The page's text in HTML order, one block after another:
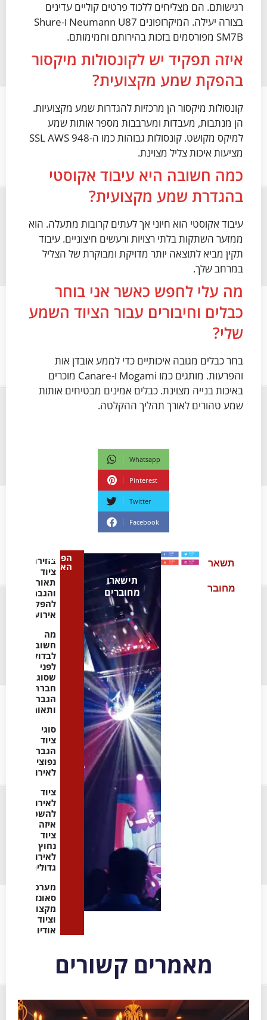
רגישותם. הם מצליחים ללכוד פרטים קוליים עדינים
בצורה יעילה. המיקרופונים Neumann U87 ו-Shure
SM7B מפורסמים בזכות בהירותם וחמימותם.
איזה תפקיד יש לקונסולות מיקסור
בהפקת שמע מקצועית?
קונסולות מיקסור הן מרכזיות להגדרות שמע מקצועיות.
הן מנתבות, מעבדות ומערבבות מספר אותות שמע
למיקס מקושט. קונסולות גבוהות כמו ה-SSL AWS 948
מציעות איכות צליל מצוינת.
כמה חשובה היא עיבוד אקוסטי
בהגדרת שמע מקצועית?
עיבוד אקוסטי הוא חיוני אך לעתים קרובות מתעלה. הוא
ממזער השתקות בלתי רצויות ורעשים חיצוניים. עיבוד
תקין מביא לתוצאה יותר מדויקת ומבוקרת של הצליל
במרחב שלך.
מה עלי לחפש כאשר אני בוחר
כבלים וחיבורים עבור הציוד השמע
שלי?
בחר כבלים מגובה איכותיים כדי לממע אובדן אות
והפרעות. מותגים כמו Mogami ו-Canare מוכרים
באיכות בנייה מצוינת. כבלים אמינים מבטיחים אותות
שמע טהורים לאורך תהליך ההקלטה.
Whatsapp
Pinterest
Twitter
Facebook
תשאר
מחובר
תישארו
מחוברים
הפוסט
האחרון
בחירת
ציוד
תאורה
והגברה
להפקת
אירועים
מה
חשוב
לבדוק
לפני
שסוגרים
חברת
הגברה
ותאורה
סוגי
ציוד
הגברה
נפוצים
לאירועים
ציוד
לאירועים
להשכרה:
איזה
ציוד
נחוץ
לאירועים
גדולים
מערכות
סאונד
מקצועיות
וציוד
אודיו
מאמרים קשורים